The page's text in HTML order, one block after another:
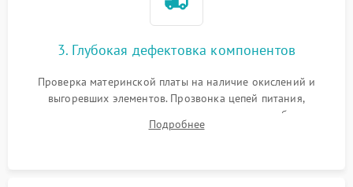
3. Глубокая дефектовка компонентов
Проверка материнской платы на наличие окислений и
выгоревших элементов. Прозвонка цепей питания,
тестирование приводных моторов колес и турбины
всасывания. Оценка состояния оптических и инфракрасных
Подробнее